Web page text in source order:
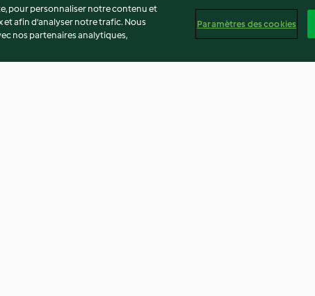
pour personnaliser notre contenu et
afin d’analyser notre trafic. Nous
nos partenaires analytiques,
Paramètres des cookies